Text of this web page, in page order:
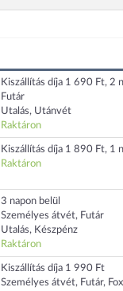
Kiszállítás díja 1 690 Ft, 2
Futár
Utalás, Utánvét
Raktáron
Kiszállítás díja 1 890 Ft, 1
Raktáron
3 napon belül
Személyes átvét, Futár
Utalás, Készpénz
Raktáron
Kiszállítás díja 1 990 Ft
Személyes átvét, Futár,